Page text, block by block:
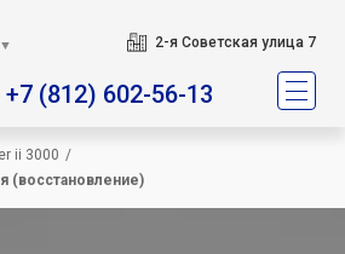
▼ 2-я Советская улица 7
+7 (812) 602-56-13
ii 3000 /
(восстановление)